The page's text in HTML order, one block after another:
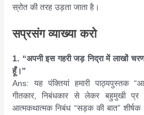
स्रोत की तरह उड़ता जाता है।
सप्रसंग व्याख्या करो
1. “अपनी इस गहरी जड़ निद्रा में लाखों
हूँ।”
Ans: यह पंक्तियां हमारी पाठ्यपुस्तक
गीतकार, निबंधकार से लेकर बहुमुखी प्र
आत्मकथात्मक निबंध “सड़क की बात” शीर्षक